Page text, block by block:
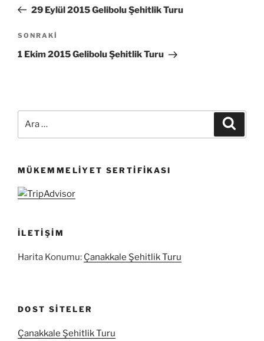
Yazı29 Eylül 2015 Gelibolu Şehitlik Turu
Sonraki
Yazı
SONRAKI
1 Ekim 2015 Gelibolu Şehitlik Turu
MÜKEMMELIYET SERTIFIKASI
İLETIŞIM
Harita Konumu: Çanakkale Şehitlik Turu
DOST SITELER
Çanakkale Şehitlik Turu